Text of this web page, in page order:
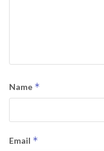
Name *
Email *